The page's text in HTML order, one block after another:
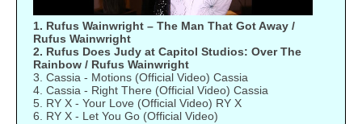
1. Rufus Wainwright – The Man That Got Away /
Rufus Wainwright
2. Rufus Does Judy at Capitol Studios: Over The
Rainbow / Rufus Wainwright
3. Cassia - Motions (Official Video) Cassia
4. Cassia - Right There (Official Video) Cassia
5. RY X - Your Love (Official Video) RY X
6. RY X - Let You Go (Official Video)